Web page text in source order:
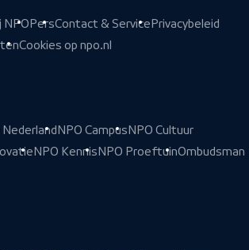
NPO PersContact & Service Privacybeleid
Cookies op npo.nl
Nederland NPO Campus NPO Cultuur
NPO Kennis NPO ProeftuinOmbudsman